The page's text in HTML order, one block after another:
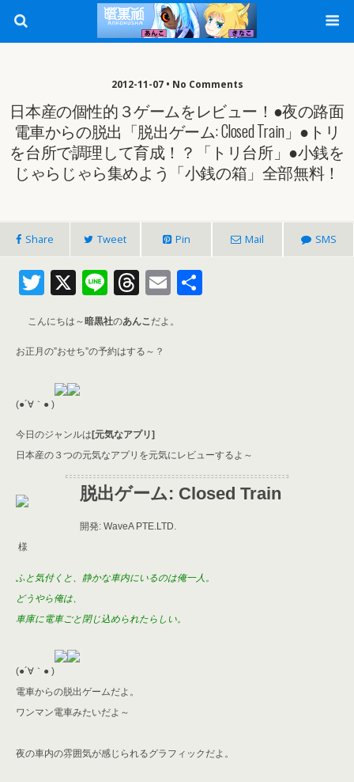
2012-11-07 • No Comments
日本産の個性的３ゲームをレビュー！●夜の路面
電車からの脱出「脱出ゲーム: Closed Train」●トリ
を台所で調理して育成！？「トリ台所」●小銭を
じゃらじゃら集めよう「小銭の箱」全部無料！
Share Tweet Pin Mail SMS
T
itt
er
X Li
n
e
T
re
a
E
ai
こんにちは～暗黒社のあんこ だよ。
お正月の”おせち”の予約はする～？
(●´∀｀● )
今日のジャンルは[元気なアプリ]
日本産の３つの元気なアプリを元気にレビューするよ～
脱出ゲーム: Closed Train
開発: WaveA PTE.LTD.
様
ふと気付くと、静かな車内にいるのは俺一人。
どうやら俺は、
車庫に電車ごと閉じ込められたらしい。
(●´∀｀● )
電車からの脱出ゲームだよ。
ワンマン電車みたいだよ～
夜の車内の雰囲気が感じられるグラフィックだよ。